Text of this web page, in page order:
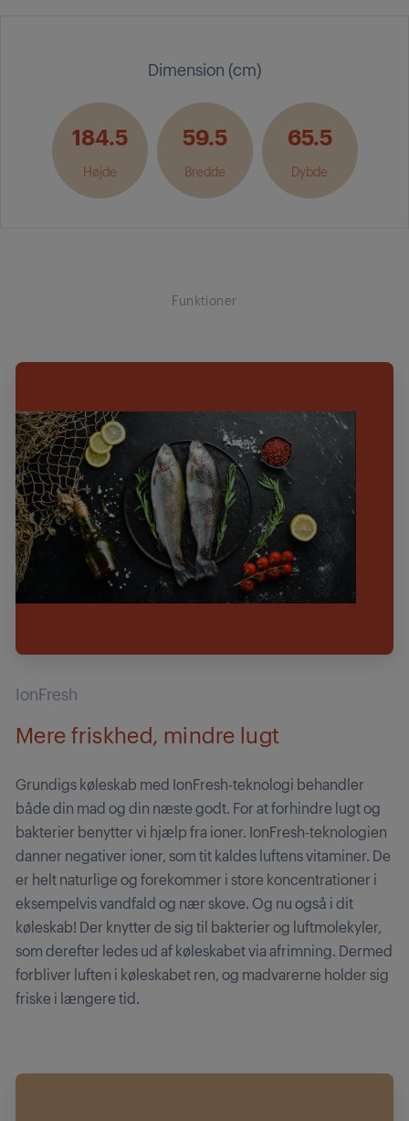
Dimension (cm)
184.5
Højde
59.5
Bredde
65.5
Dybde
Funktioner
IonFresh
Mere friskhed, mindre lugt
Grundigs køleskab med IonFresh-teknologi behandler
både din mad og din næste godt. For at forhindre lugt og
bakterier benytter vi hjælp fra ioner. IonFresh-teknologien
danner negativer ioner, som tit kaldes luftens vitaminer. De
er helt naturlige og forekommer i store koncentrationer i
eksempelvis vandfald og nær skove. Og nu også i dit
køleskab! Der knytter de sig til bakterier og luftmolekyler,
som derefter ledes ud af køleskabet via afrimning. Dermed
forbliver luften i køleskabet ren, og madvarerne holder sig
friske i længere tid.